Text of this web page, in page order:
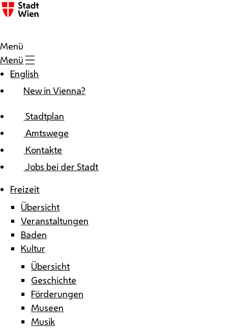
Zum Inhalt
Menü
Menü
English
New in Vienna?
Stadtplan
Amtswege
Kontakte
Jobs bei der Stadt
Freizeit
Übersicht
Veranstaltungen
Baden
Kultur
Übersicht
Geschichte
Förderungen
Museen
Musik